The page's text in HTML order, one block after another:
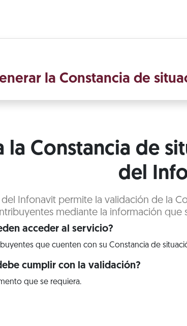
la Constancia de
la Constancia de
del
del Infonavit permite la validación de la
mediante la información
acceder al servicio?
que cuenten con su Constancia de
cumplir con la validación?
que se requiera.